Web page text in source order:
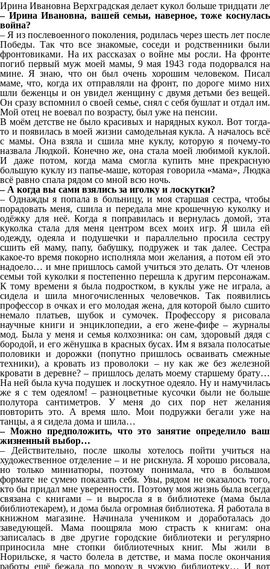
Ирина Ивановна Верхградская делает кукол больше тридцати
– Ирина Ивановна, вашей семьи, наверное, тоже коснулась
война?
– Я из послевоенного поколения, родилась через шесть лет после
Победы. Так что все знакомые, соседи и родственники были
фронтовиками. На их рассказах о войне мы росли. На фронте
погиб первый муж моей мамы, 9 мая 1943 года подорвался на
мине. Я знаю, что он был очень хорошим человеком. Писал
маме, что, когда их отправляли на фронт, по дороге мимо них
шли беженцы и он увидел женщину с двумя детьми без вещей.
Он сразу вспомнил о своей семье, снял с себя бушлат и отдал им.
Мой отец не воевал по возрасту, был уже на пенсии.
В моём детстве не было красивых и нарядных кукол. Вот тогда-
то и появилась в моей жизни самодельная кукла. А началось всё
с мамы. Она взяла и сшила мне куклу, которую я почему-то
назвала Людкой. Конечно же, она стала моей любимой куклой.
И даже потом, когда мама смогла купить мне прекрасную
большую куклу из папье-маше, которая говорила «мама», Людка
всё равно спала рядом со мной всю ночь.
– А когда вы сами взялись за иголку и лоскутки?
– Однажды я попала в больницу, и моя старшая сестра, чтобы
порадовать меня, сшила и передала мне крошечную куколку и
одёжку для неё. Когда я поправилась и вернулась домой, эта
куколка стала для меня центром всех моих игр. Я шила ей
одежду, одеяла и подушечки и параллельно просила сестру
сшить ей маму, папу, бабушку, подружек и так далее. Сестра
какое-то время покорно исполняла мои желания, а потом ей это
надоело… и мне пришлось самой учиться это делать. От членов
семьи той куколки я постепенно перешла к другим персонажам.
К тому времени я была подростком, в куклы уже не играла, а
сидела и шила многочисленных человечков. Так появились
профессор в очках и его молодая жена, для которой было сшито
немало платьев, шубок и сумочек. Профессору я рисовала
научные книги и энциклопедии, а его жене-фифе – журналы
мод. Была у меня и семья колхозника: он сам, здоровый дядя с
бородой, и его жёнушка в красных бусах. Им я вязала полосатые
половики и дорожки (попутно пришлось осваивать смежные
техники), а кровать из проволоки – ну как же без железной
кровати в деревне? – пришлось делать моему старшему брату…
На ней была куча подушек и лоскутное одеяло. Ну и намучилась
же я с тем одеялом! – разноцветные кусочки были не больше
полутора сантиметров. У меня до сих пор нет желания
повторить это. А время шло. Мои подружки бегали уже на
танцы, а я сидела дома и шила…
– Можно предположить, что это занятие определило ваш
жизненный выбор…
– Действительно, после школы хотелось пойти учиться на
художественное отделение – и не рискнула. Я хорошо рисовала,
но только миниатюры, поэтому понимала, что в большом
формате не сумею показать себя. Увы, рядом не оказалось того,
кто бы придал мне уверенности. Поэтому моя жизнь была всегда
связана с книгами – и выросла я в библиотеке (мама была
библиотекарем), и дома была огромная библиотека. Я работала в
книжном магазине. Начинала учеником и доработалась до
заведующей. Мама поощряла мою страсть к книгам: она
записалась в две другие городские библиотеки и регулярно
приносила мне стопки библиотечных книг. Мы жили в
Норильске, я часто болела в детстве, и мама после окончания
работы ещё бежала по морозу в чужую библиотеку… И вот